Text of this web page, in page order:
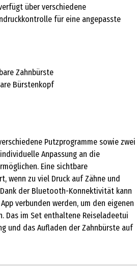
über verschiedene
für eine angepasste
Zahnbürste
Bürstenkopf
Putzprogramme sowie zwei
Anpassung an die
Eine sichtbare
wenn zu viel Druck auf Zähne und
der Bluetooth-Konnektivität kann
verbunden werden, um den eigenen
Das im Set enthaltene Reiseladeetui
und das Aufladen der Zahnbürste auf